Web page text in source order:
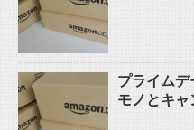
プライムデ
モノとキャ